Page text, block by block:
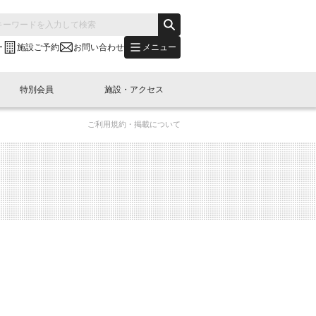
施設ご予約 お問い合わせ メニュー
別会員開催
展・参加
"LINK-BioBAY TOKYO"？
(News Letter)
コラム
ュース・事業紹介
ベント
LINK-J WEST
容
本橋エリアについて
特別会員
し込み
施設・アクセス
予約
ご利用規約・掲載について